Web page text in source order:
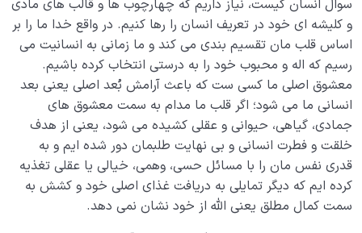
انسان در مرکز آفرینش 0/9
دیدار جهان غیب 0/9
سوال انسان کیست، نیاز داریم که چهارچوب ها و قالب های مادی
و کلیشه ای خود در تعریف انسان را رها کنیم. در واقع خدا ما را بر
اساس قلب مان تقسیم بندی می کند و ما زمانی به انسانیت می
رسیم که اله و محبوب خود را به درستی انتخاب کرده باشیم.
معشوق اصلی ما کسی ست که باعث آرامش بُعد اصلی یعنی بعد
انسانی ما می شود؛ اگر قلب ما مدام به سمت معشوق های
جمادی، گیاهی، حیوانی و عقلی کشیده می شود، یعنی از هدف
خلقت و فطرت انسانی و بی نهایت طلبمان دور شده ایم و به
قدری نفس مان را با مسائل حسی، وهمی، خیالی یا عقلی تغذیه
کرده ایم که دیگر تمایلی به دریافت غذای اصلی خود و کشش به
سمت کمال مطلق یعنی الله از خود نشان نمی دهد.